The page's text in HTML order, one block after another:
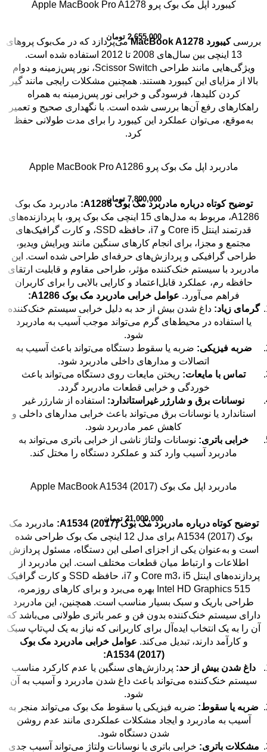
کیبورد اپل مک بوک پرو Apple MacBook Pro A1278
2,655,000 تومان بررسیکیبورد MacBook A1278
می‌پردازد که در مک‌بوک پروهای
13 اینچی بین سال‌های 2008 تا 2012 استفاده شده است.
ویژگی‌هایی مانند طراحی Scissor Switch، نور پس‌زمینه و دوام
بالا از مزایای این کیبورد هستند. همچنین مشکلات رایجی مانند گیر
کردن کلیدها، فرسودگی و خرابی نور پس‌زمینه به همراه
راهکارهای رفع آن‌ها بررسی شده است. با نگهداری صحیح و تعمیر
به‌موقع، می‌توان عملکرد این کیبورد را برای مدت طولانی حفظ
کرد.
مادربرد اپل مک بوک پرو Apple MacBook Pro A1286
7,800,000 تومان
توضیح کوتاه درباره مادربرد مک بوک A1286:
مادربرد مک بوک
A1286، مربوط به مدل‌های 15 اینچی مک بوک پرو، با پردازنده‌های
قدرتمند اینتل Core i5 و i7، حافظه SSD، و کارت گرافیک‌های
مجتمع و مجزا، برای انجام کارهای سنگین مانند ویرایش ویدیو،
طراحی گرافیکی و پردازش‌های حرفه‌ای طراحی شده است. این
مادربرد با سیستم خنک‌کننده مؤثر، طراحی مقاوم و قابلیت ارتقای
حافظه رم، عملکرد قابل‌اعتماد و کارایی بالایی را برای کاربران
فراهم می‌آورد. عوامل خرابی مادربرد مک بوک A1286:
گرمای زیاد: داغ شدن بیش از حد به دلیل خرابی سیستم خنک‌کننده
یا استفاده در محیط‌های گرم می‌تواند موجب آسیب به مادربرد
شود.
ضربه فیزیکی: ضربه یا سقوط دستگاه می‌تواند باعث آسیب به
اتصالات و مدارهای داخلی مادربرد شود.
تماس با مایعات: ریختن مایعات روی دستگاه می‌تواند باعث
خوردگی و خرابی قطعات مادربرد گردد.
نوسانات برق و شارژر غیراستاندارد: استفاده از شارژر غیر
استاندارد یا نوسانات برق می‌تواند باعث خرابی مدارهای داخلی و
کاهش عمر مادربرد شود.
خرابی باتری: نوسانات ولتاژ ناشی از خرابی باتری می‌تواند به
مادربرد آسیب وارد کند و عملکرد دستگاه را مختل کند.
مادربرد اپل مک بوک Apple MacBook A1534 (2017)
21,000,000 تومانتوضیح کوتاه درباره مادربرد مک بوک A1534 (2017):
مادربرد مک
بوک A1534 (2017) برای مدل 12 اینچی مک بوک طراحی شده
است و به‌عنوان یکی از اجزای اصلی این دستگاه، مسئول پردازش
اطلاعات و ارتباط میان قطعات مختلف است. این مادربرد از
پردازنده‌های اینتل Core m3، i5 و i7، حافظه SSD و کارت گرافیک
Intel HD Graphics 515 بهره می‌برد و برای کارهای روزمره،
طراحی باریک و سبک بسیار مناسب است. همچنین، این مادربرد
دارای سیستم خنک‌کننده بدون فن و عمر باتری طولانی می‌باشد که
آن را به یک انتخاب ایده‌آل برای کاربرانی که نیاز به یک لپ‌تاپ سبک
و کارآمد دارند، تبدیل می‌کند. عوامل خرابی مادربرد مک بوک
A1534 (2017):
داغ شدن بیش از حد: پردازش‌های سنگین یا عدم کارکرد مناسب
سیستم خنک‌کننده می‌تواند باعث داغ شدن مادربرد و آسیب به آن
شود.
ضربه یا سقوط: ضربه فیزیکی یا سقوط مک بوک می‌تواند منجر به
آسیب به مادربرد و ایجاد مشکلات عملکردی مانند عدم روشن
شدن دستگاه شود.
مشکلات باتری: خرابی باتری یا نوسانات ولتاژ می‌تواند آسیب جدی